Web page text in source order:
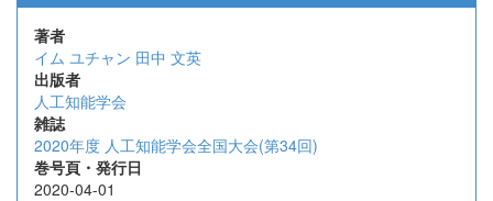
著者
イム ユチャン 田中 文英
出版者
人工知能学会
雑誌
2020年度 人工知能学会全国大会(第34回)
巻号頁・発行日
2020-04-01